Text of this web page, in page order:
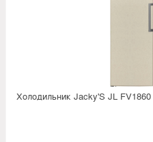
Холодильник Jacky'S JL